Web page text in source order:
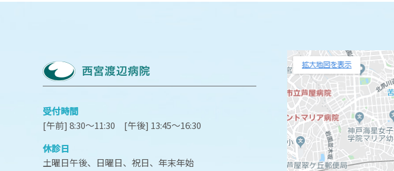
受付時間
[午前] 8:30～11:30 [午後] 13:45～16:30
休診日
土曜日午後、日曜日、祝日、年末年始